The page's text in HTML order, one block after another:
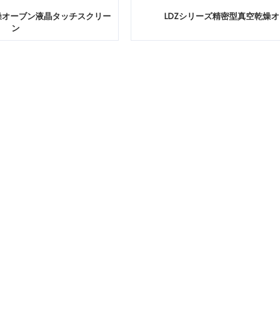
ーブン液晶タッチスクリー
ン
LDZシリーズ精密型真空乾燥